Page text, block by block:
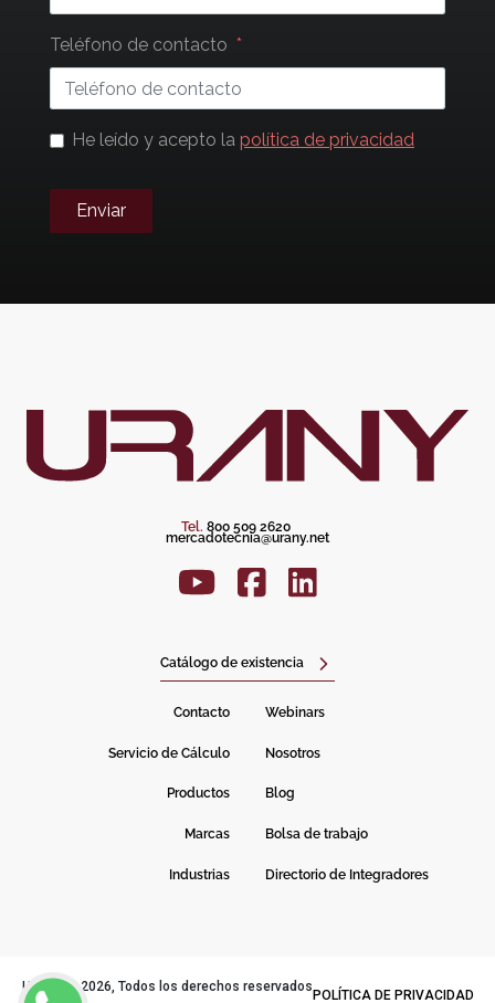
Teléfono de contacto
He leído y acepto la política de privacidad
Enviar
Tel. 800 509 2620
mercadotecnia@urany.net
Catálogo de existencia
Contacto Webinars
Servicio de Cálculo Nosotros
Productos Blog
Marcas Bolsa de trabajo
Industrias Directorio de Integradores
URANY© 2026, Todos los derechos reservados
POLÍTICA DE PRIVACIDAD